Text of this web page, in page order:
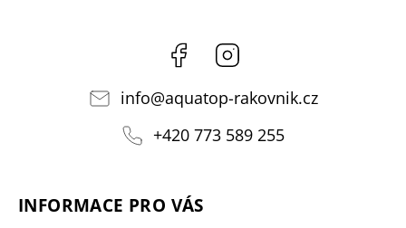
Facebook
info@aquatop-rakovnik.cz
+420 773 589 255
INFORMACE PRO VÁS